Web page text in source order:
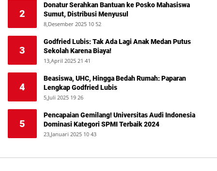
2
Donatur Serahkan Bantuan ke Posko Mahasiswa
Sumut, Distribusi Menyusul
8,Desember 2025 10 52
3
Godfried Lubis: Tak Ada Lagi Anak Medan Putus
Sekolah Karena Biaya!
13,April 2025 21 41
4
Beasiswa, UHC, Hingga Bedah Rumah: Paparan
Lengkap Godfried Lubis
5,Juli 2025 19 26
5
Pencapaian Gemilang! Universitas Audi Indonesia
Dominasi Kategori SPMI Terbaik 2024
23,Januari 2025 10 43